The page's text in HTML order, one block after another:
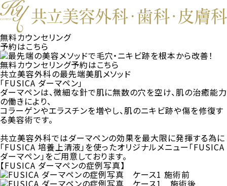
無料カウンセリング
予約はこちら
無料カウンセリング予約はこちら
共立美容外科の最先端美肌メソッド
「FUSICA ダーマペン」
ダーマペンは、微細な針で肌に無数の穴を空け、肌の治癒能力
の働きにより、
コラーゲンやエラスチンを増やし、肌のニキビ跡や傷を修復す
る美容術です。
共立美容外科ではダーマペンの効果を最大限に発揮する為に
「FUSICA 培養上清液」を使ったオリジナルメニュー 「FUSICA
ダーマペン」をご用意しております。
【FUSICA ダーマペンの症例写真】